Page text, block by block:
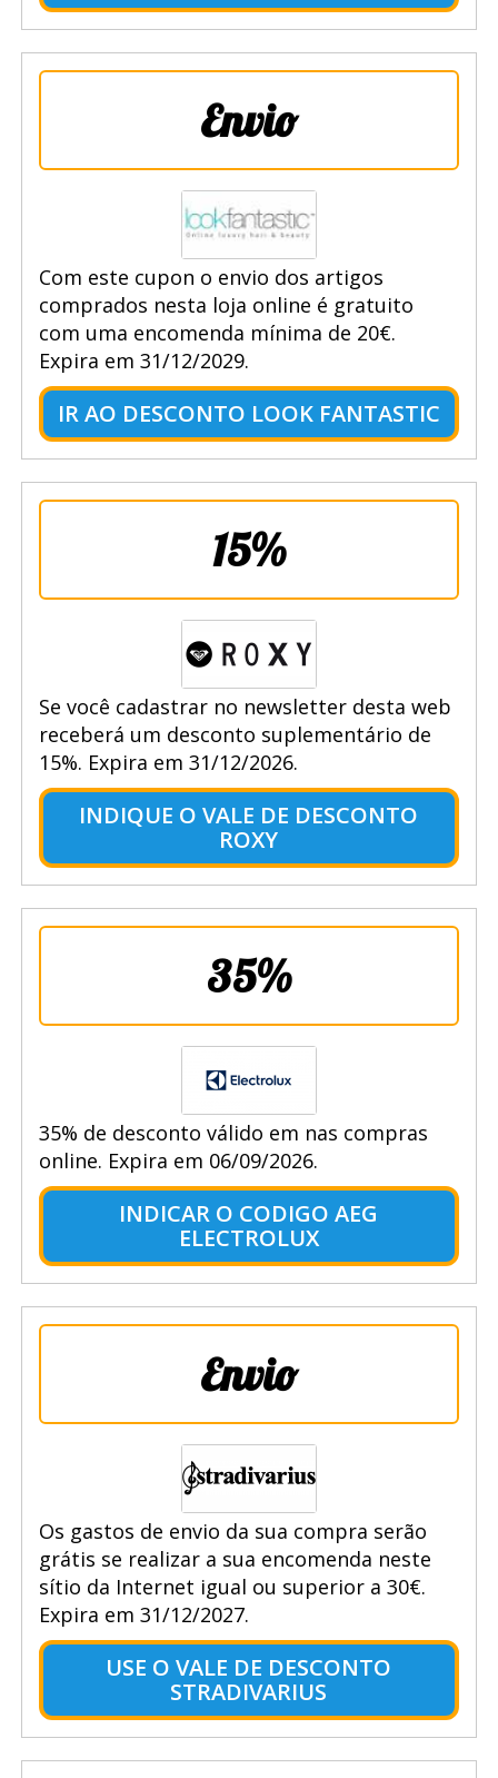
Envio
Com este cupon o envio dos artigos
comprados nesta loja online é gratuito
com uma encomenda mínima de 20€.
Expira em 31/12/2029.
IR AO DESCONTO LOOK FANTASTIC
15%
Se você cadastrar no newsletter desta web
receberá um desconto suplementário de
15%. Expira em 31/12/2026.
INDIQUE O VALE DE DESCONTO
ROXY
35%
35% de desconto válido em nas compras
online. Expira em 06/09/2026.
INDICAR O CODIGO AEG
ELECTROLUX
Envio
Os gastos de envio da sua compra serão
grátis se realizar a sua encomenda neste
sítio da Internet igual ou superior a 30€.
Expira em 31/12/2027.
USE O VALE DE DESCONTO
STRADIVARIUS